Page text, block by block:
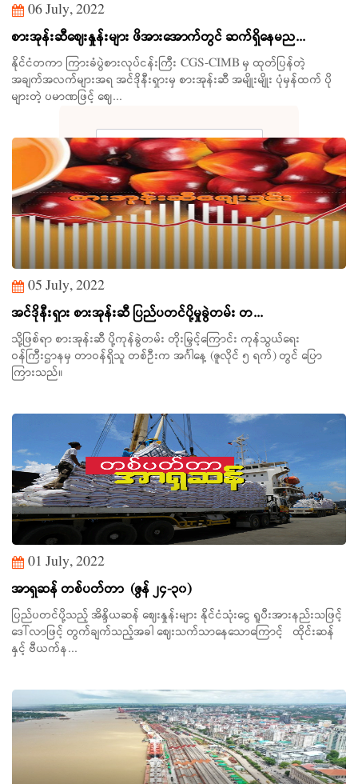
06 July, 2022
စားအုန်းဆီဈေးနှုန်းများ ဖိအားအောက်တွင် ဆက်ရှိနေမည...
နိုင်ငံတကာ ကြားခံပွဲစားလုပ်ငန်းကြီး CGS-CIMB မှ ထုတ်ပြန်တဲ့
အချက်အလက်များအရ အင်ဒိုနီးရှားမှ စားအုန်းဆီ အမျိုးမျိုး ပုံမှန်ထက် ပို
များတဲ့ ပမာဏဖြင့် ဈေ...
05 July, 2022
အင်ဒိုနီးရှား စားအုန်းဆီ ပြည်ပတင်ပို့မှုခွဲတမ်း တ...
သို့ဖြစ်ရာ စားအုန်းဆီ ပို့ကုန်ခွဲတမ်း တိုးမြှင့်ကြောင်း ကုန်သွယ်ရေး
ဝန်ကြီးဌာနမှ တာဝန်ရှိသူ တစ်ဦးက အင်္ဂါနေ့ (ဇူလိုင် ၅ ရက်) တွင် ပြော
ကြားသည်။
01 July, 2022
အာရှဆန် တစ်ပတ်တာ (ဇွန် ၂၄-၃၀)
ပြည်ပတင်ပို့သည့် အိန္ဒိယဆန် ဈေးနှုန်းများ နိုင်ငံသုံးငွေ ရူပီးအားနည်းသဖြင့်
‌ဒေါ်လာဖြင့် တွက်ချက်သည့်အခါ ဈေးသက်သာနေသောကြောင့် ထိုင်းဆန်
နှင့် ဗီယက်န...